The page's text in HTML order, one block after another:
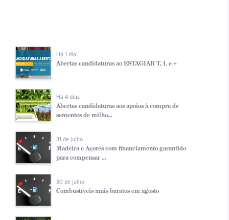
Há 1 dia
Abertas candidaturas ao ESTAGIAR T, L e +
Há 4 dias
Abertas candidaturas aos apoios à compra de
sementes de milho...
31 de julho
Madeira e Açores com financiamento garantido
para compensar ...
30 de julho
Combustíveis mais baratos em agosto